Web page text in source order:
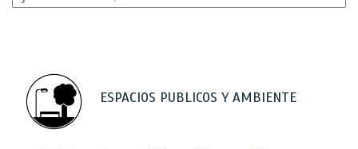
ESPACIOS PUBLICOS Y AMBIENTE